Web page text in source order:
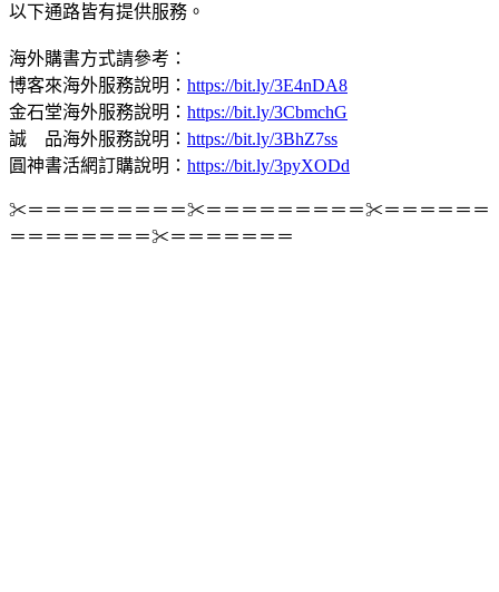
以下通路皆有提供服務。
海外購書方式請參考：
博客來海外服務說明： https://bit.ly/3E4nDA8
金石堂海外服務說明： https://bit.ly/3CbmchG
誠 品海外服務說明： https://bit.ly/3BhZ7ss
圓神書活網訂購說明： https://bit.ly/3pyXODd
✂＝＝＝＝＝＝＝＝＝✂＝＝＝＝＝＝＝＝＝✂＝＝＝＝＝＝
＝＝＝＝＝＝＝＝✂＝＝＝＝＝＝＝